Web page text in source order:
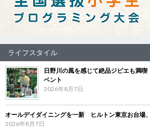
ライフスタイル
日野川の風を感じて絶品ジビエも満
ベント
2026年8月7日
オールデイダイニングを一新 ヒルトン東京お台場
2026年8月7日